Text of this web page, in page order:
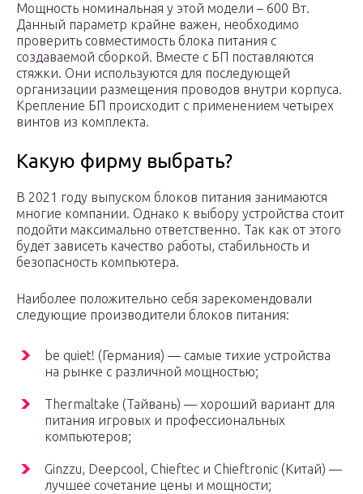
Мощность номинальная у этой модели – 600 Вт.
Данный параметр крайне важен, необходимо
проверить совместимость блока питания с
создаваемой сборкой. Вместе с БП поставляются
стяжки. Они используются для последующей
организации размещения проводов внутри корпуса.
Крепление БП происходит с применением четырех
винтов из комплекта.
Какую фирму выбрать?
В 2021 году выпуском блоков питания занимаются
многие компании. Однако к выбору устройства стоит
подойти максимально ответственно. Так как от этого
будет зависеть качество работы, стабильность и
безопасность компьютера.
Наиболее положительно себя зарекомендовали
следующие производители блоков питания:
be quiet! (Германия) — самые тихие устройства
на рынке с различной мощностью;
Thermaltake (Тайвань) — хороший вариант для
питания игровых и профессиональных
компьютеров;
Ginzzu, Deepcool, Chieftec и Chieftronic (Китай) —
лучшее сочетание цены и мощности;